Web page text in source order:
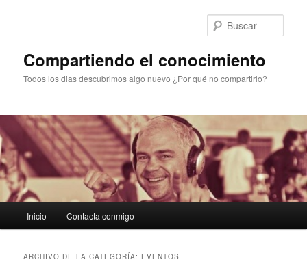
Compartiendo el conocimiento
Todos los dias descubrimos algo nuevo ¿Por qué no compartirlo?
principal
Inicio Contacta conmigo
ARCHIVO DE LA CATEGORÍA: EVENTOS